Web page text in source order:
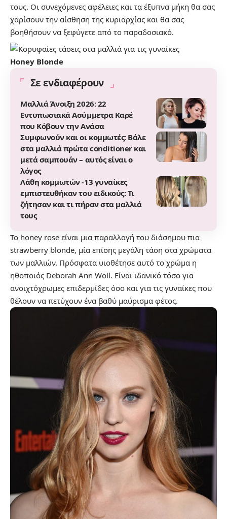
τους. Οι συνεχόμενες αφέλειες και τα έξυπνα μήκη θα σας
χαρίσουν την αίσθηση της κυριαρχίας και θα σας
βοηθήσουν να ξεφύγετε από το παραδοσιακό.
Honey Blonde
Σε ενδιαφέρουν
Μαλλιά Άνοιξη 2026: 22
Εντυπωσιακά Ασύμμετρα Καρέ
που Κόβουν την Ανάσα
Συμφωνούν και οι κομμωτές: Βάλε
στα μαλλιά πρώτα conditioner και
μετά σαμπουάν – αυτός είναι ο
λόγος
Λάθη κομμωτών -13 γυναίκες
εμπιστευθήκαν του ειδικούς: Τι
ζήτησαν και τι πήραν στα μαλλιά
τους
Το honey rose είναι μια παραλλαγή του διάσημου πια
strawberry blonde, μία επίσης μεγάλη τάση στα χρώματα
των μαλλιών. Πρόσφατα υιοθέτησε αυτό το χρώμα η
ηθοποιός Deborah Ann Woll. Είναι ιδανικό τόσο για
ανοιχτόχρωμες επιδερμίδες όσο και για τις γυναίκες που
θέλουν να πετύχουν ένα βαθύ μαύρισμα φέτος.